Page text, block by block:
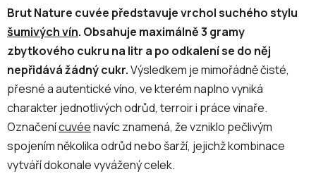
Brut Nature cuvée představuje vrchol suchého stylu
šumivých vín. Obsahuje maximálně 3 gramy
zbytkového cukru na litr a po odkalení se do něj
nepřidává žádný cukr.Výsledkem je mimořádně čisté,
přesné a autentické víno, ve kterém naplno vyniká
charakter jednotlivých odrůd, terroir i práce vinaře.
Označenícuvéenavíc znamená, že vzniklo pečlivým
spojením několika odrůd nebo šarží, jejichž kombinace
vytváří dokonale vyvážený celek.